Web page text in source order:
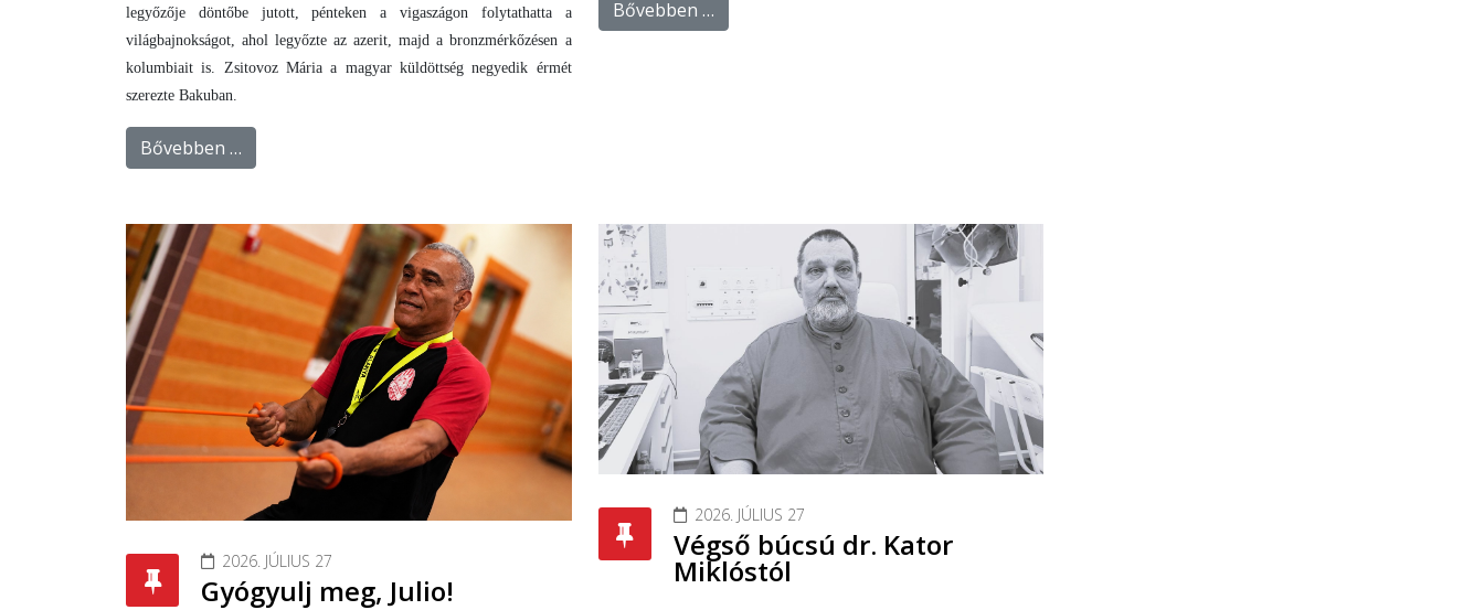
legyőzője döntőbe jutott, pénteken a vigaszágon folytathatta a
világbajnokságot, ahol legyőzte az azerit, majd a bronzmérkőzésen a
kolumbiait is. Zsitovoz Mária a magyar küldöttség negyedik érmét
szerezte Bakuban.
Bővebben …
Bővebben …
2026. JÚLIUS 27
Gyógyulj meg, Julio!
2026. JÚLIUS 27
Végső búcsú dr. Kator
Miklóstól